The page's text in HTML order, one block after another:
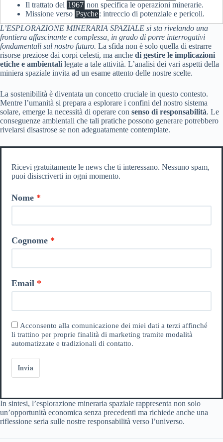
Il trattato del 1967 non specifica le operazioni minerarie.
Missione verso Psyche: intreccio di potenziale e pericoli.
L’ESPLORAZIONE MINERARIA SPAZIALE si sta rivelando una
frontiera affascinante e complessa, in grado di porre interrogativi
fondamentali sul nostro futuro. La sfida non è solo quella di estrarre
risorse preziose dai corpi celesti, ma anche di gestire le implicazioni
etiche e ambientali legate a tale attività. L’analisi dei vari aspetti della
miniera spaziale invita ad un esame attento delle nostre scelte.
La sostenibilità è diventata un concetto cruciale in questo contesto.
Mentre l’umanità si prepara a esplorare i confini del nostro sistema
solare, emerge la necessità di operare con senso di responsabilità. Le
conseguenze ambientali che tali pratiche possono generare potrebbero
rivelarsi disastrose se non adeguatamente contemplate.
Ricevi gratuitamente le news che ti interessano. Nessuno spam,
puoi disiscriverti in ogni momento.
Nome
Cognome
Email
Acconsento alla comunicazione dei miei dati a terzi affinché
li trattino per proprie finalità di marketing tramite modalità
automatizzate e tradizionali di contatto.
Invia
In sintesi, l’esplorazione mineraria spaziale rappresenta non solo
un’opportunità economica senza precedenti ma richiede anche una
riflessione seria sulle nostre responsabilità verso l’universo.